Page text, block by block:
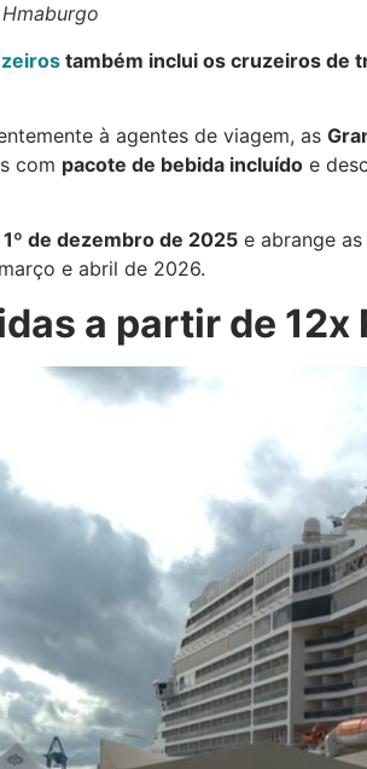
também inclui os cruzeiros de
à agentes de viagem, as
com pacote de bebida incluído e
de dezembro de 2025 e abrange
e abril de 2026.
a partir de 12x